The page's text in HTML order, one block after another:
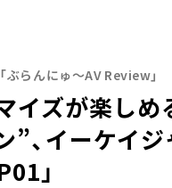
ぶらんにゅ～AV Review」
イズが楽しめ
”、イーケイ
」